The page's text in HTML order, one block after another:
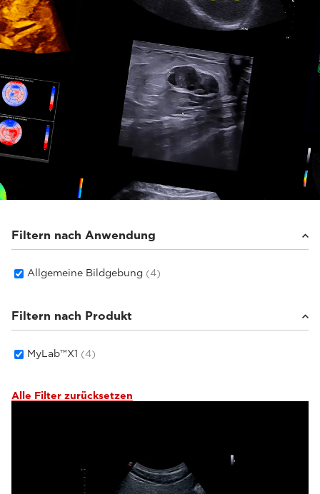
Filtern nach Anwendung
Allgemeine Bildgebung (4)
Filtern nach Produkt
MyLab™X1 (4)
Alle Filter zurücksetzen